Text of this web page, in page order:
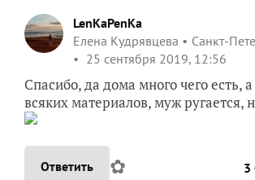
LenKaPenKa
Елена Кудрявцева
Санкт-
25 сентября 2019, 12:56
Спасибо, да дома много чего есть,
всяких материалов, муж ругается,
Ответить ✿ 3